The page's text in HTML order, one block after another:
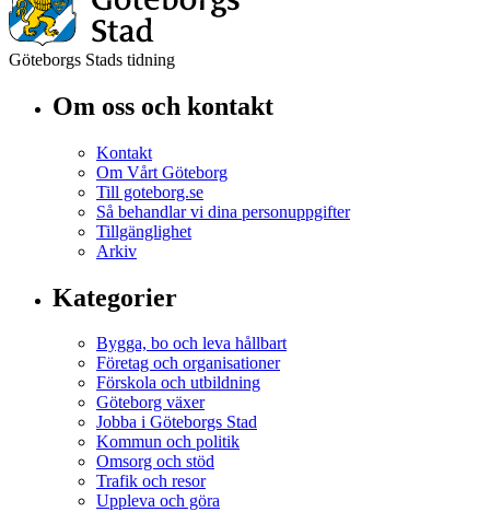
Göteborgs Stads tidning
Om oss och kontakt
Kontakt
Om Vårt Göteborg
Till goteborg.se
Så behandlar vi dina personuppgifter
Tillgänglighet
Arkiv
Kategorier
Bygga, bo och leva hållbart
Företag och organisationer
Förskola och utbildning
Göteborg växer
Jobba i Göteborgs Stad
Kommun och politik
Omsorg och stöd
Trafik och resor
Uppleva och göra